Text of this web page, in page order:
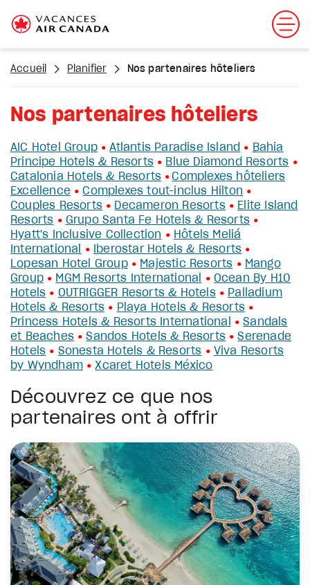
Accueil Planifier Nos partenaires hôteliers
Nos partenaires hôteliers
AIC Hotel Group • Atlantis Paradise Island • Bahia
Principe Hotels & Resorts • Blue Diamond Resorts •
Catalonia Hotels & Resorts • Complexes hôteliers
Excellence • Complexes tout-inclus Hilton •
Couples Resorts • Decameron Resorts • Elite Island
Resorts • Grupo Santa Fe Hotels & Resorts •
Hyatt's Inclusive Collection • Hôtels Meliá
International
• Iberostar Hotels & Resorts •
Lopesan Hotel Group • Majestic Resorts • Mango
Group • MGM Resorts International • Ocean By H10
Hotels • OUTRIGGER Resorts & Hotels • Palladium
Hotels & Resorts • Playa Hotels & Resorts •
Princess Hotels & Resorts International • Sandals
et Beaches • Sandos Hotels & Resorts • Serenade
Hotels • Sonesta Hotels & Resorts • Viva Resorts
by Wyndham • Xcaret Hotels México
Découvrez ce que nos
partenaires ont à offrir